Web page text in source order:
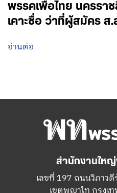
พรรคเพื่อไทย นครรา
เคาะชื่อ ว่าที่ผู้สมัคร ส.
อ่านต่อ
สำนักงานใหญ่
เลขที่ 197 ถนนวิภาว